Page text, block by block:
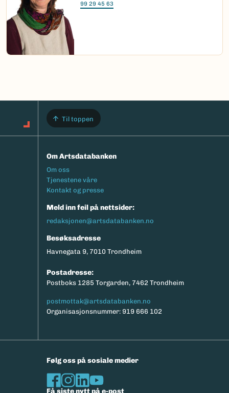
99 29 45 63
Til toppen
Om Artsdatabanken
Footermeny
Om oss
Tjenestene våre
Kontakt og presse
Meld inn feil på nettsider:
redaksjonen@artsdatabanken.no
Besøksadresse
Havnegata 9, 7010 Trondheim
Postadresse:
Postboks 1285 Torgarden, 7462 Trondheim
postmottak@artsdatabanken.no
Organisasjonsnummer: 919 666 102
Følg oss på sosiale medier
Få siste nytt på e-post